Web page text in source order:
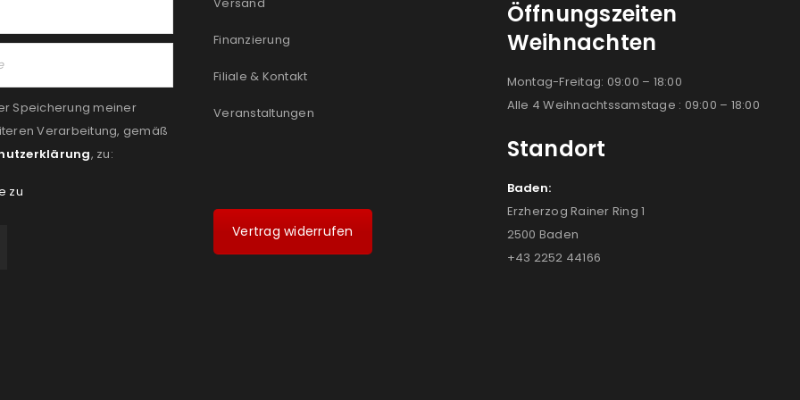
Speicherung meiner
Verarbeitung, gemäß
, zu:
zu
Finanzierung
Filiale & Kontakt
Veranstaltungen
Vertrag widerrufen
Öffnungszeiten
Weihnachten
Montag-Freitag: 09:00 – 18:00
Alle 4 Weihnachtssamstage : 09:00 – 18:00
Standort
Baden:
Erzherzog Rainer Ring 1
2500 Baden
+43 2252 44166